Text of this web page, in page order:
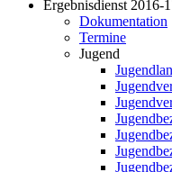
Ergebnisdienst 2016-
Dokumentation
Termine
Jugend